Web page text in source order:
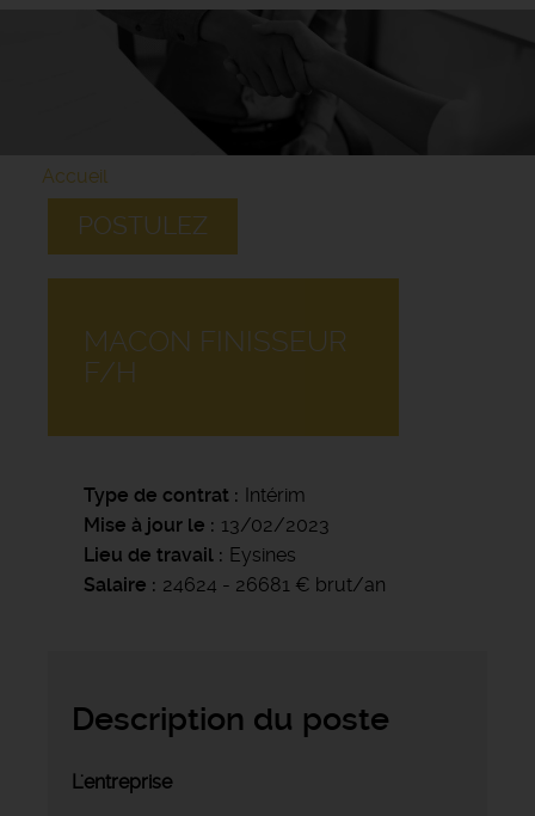
Accueil
POSTULEZ
MACON FINISSEUR
F/H
Type de contrat
Intérim
Mise à jour le
13/02/2023
Lieu de travail
Eysines
Salaire
24624 - 26681 € brut/an
Description du poste
L'entreprise